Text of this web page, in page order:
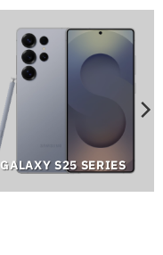
GALAXY S25 SERIES